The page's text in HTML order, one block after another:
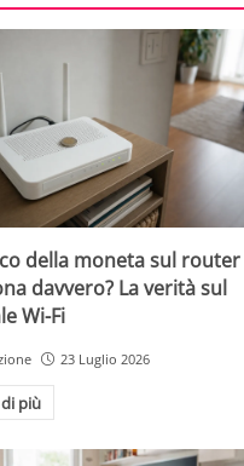
della moneta sul router
davvero? La verità sul
Wi-Fi
23 Luglio 2026
più